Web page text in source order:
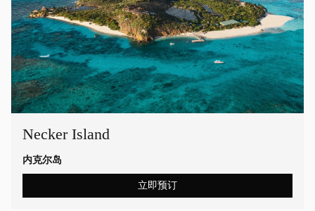
Necker Island
内克尔岛
立即预订